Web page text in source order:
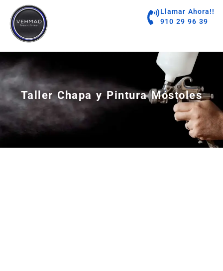
contenido
Llamar Ahora!!
910 29 96 39
Taller Chapa y Pintura Móstoles